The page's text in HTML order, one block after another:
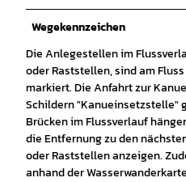
Wegekennzeichen
Die Anlegestellen im
oder Raststellen, sind am
markiert. Die Anfahrt zur
Schildern "Kanueinsetzstelle"
Brücken im Flussverlauf
die Entfernung zu den
oder Raststellen anzeigen.
anhand der